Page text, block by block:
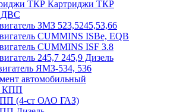
Картриджи ТКР
ДВС
ЗМЗ 523,5245,53,66
CUMMINS ISBe, EQB
CUMMINS ISF 3.8
245,7 245,9 Дизель
ЯМЗ-534, 536
автомобильный
КПП
(4-ст ОАО ГАЗ)